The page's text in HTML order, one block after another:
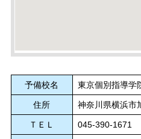
予備校名 東京個別指導学
住所 神奈川県横浜市
ＴＥＬ 045-390-1671